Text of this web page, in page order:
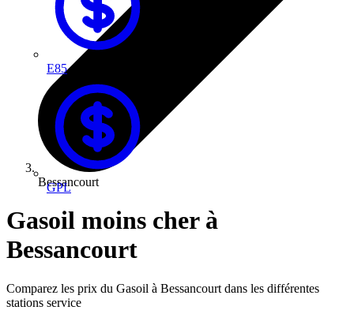
E85
GPL
Bessancourt
Gasoil moins cher à
Bessancourt
Comparez les prix du Gasoil à Bessancourt dans les différentes
stations service